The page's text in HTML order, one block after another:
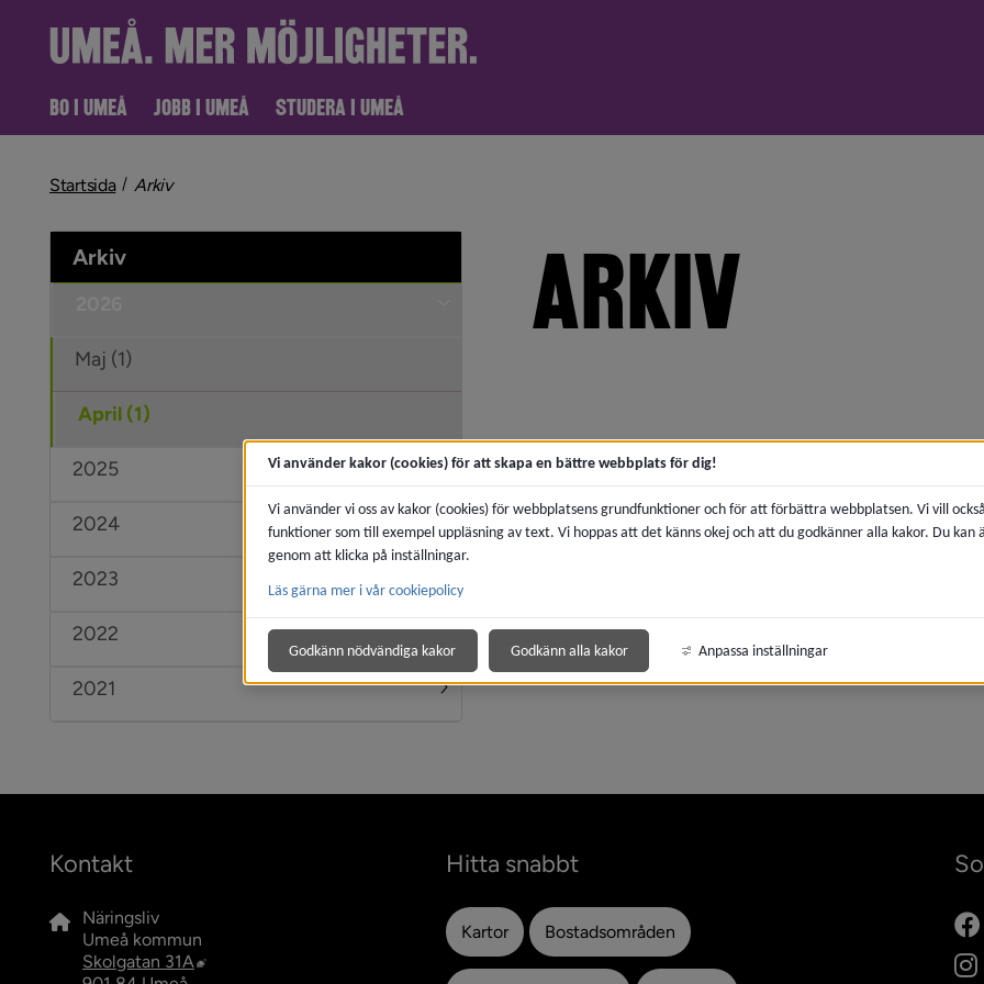
BO I UMEÅ JOBB I UMEÅ STUDERA I UMEÅ
Startsida Arkivnivå i brödsmulenavigeringen
Arkiv
Undermeny för 2026
Maj (1)
April (1)
2025 Undermeny för 2025
2024 Undermeny för 2024
2023 Undermeny för 2023
2022 Undermeny för 2022
2021 Undermeny för 2021
ARKIV
Kontakt
Näringsliv
Umeå kommun
Skolgatan 31A Länk till annan webbplats, öppnas i nytt fönster.
Hitta snabbt
Kartor Bostadsområden
Vi använder kakor (cookies) för att skapa en bättre webbplats för dig!
Vi använder vi oss av kakor (cookies) för webbplatsens grundfunktioner och för att förbättra webbplatsen. Vi vill
funktioner som till exempel uppläsning av text. Vi hoppas att det känns okej och att du godkänner alla kakor. Du kan
genom att klicka på inställningar.
Läs gärna mer i vår cookiepolicy
Godkänn nödvändiga kakor Godkänn alla kakor Anpassa inställningar